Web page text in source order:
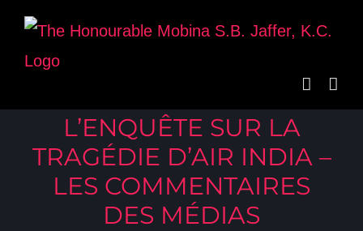
Skip
content
L’ENQUÊTE SUR LA
TRAGÉDIE D’AIR INDIA –
LES COMMENTAIRES
DES MÉDIAS